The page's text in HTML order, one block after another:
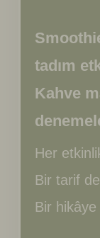
tadım
Kahve
Her
Bir tarif
Bir hikâye